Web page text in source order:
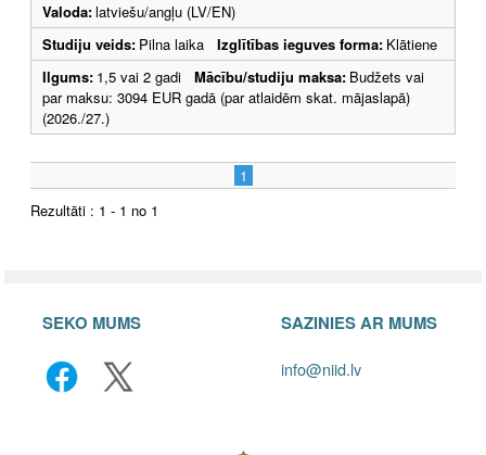
Valoda:latviešu/angļu (LV/EN)
Studiju veids: Pilna laika Izglītības ieguves forma: Klātiene
Ilgums: 1,5 vai 2 gadi Mācību/studiju maksa: Budžets vai
par maksu: 3094 EUR gadā (par atlaidēm skat. mājaslapā)
(2026./27.)
1
Rezultāti : 1 - 1 no 1
SEKO MUMS SAZINIES AR MUMS
info@niid.lv